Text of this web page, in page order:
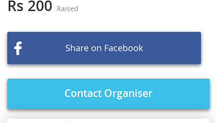
Rs 200 Raised
Share on Facebook
Contact Organiser
beginning
gallery